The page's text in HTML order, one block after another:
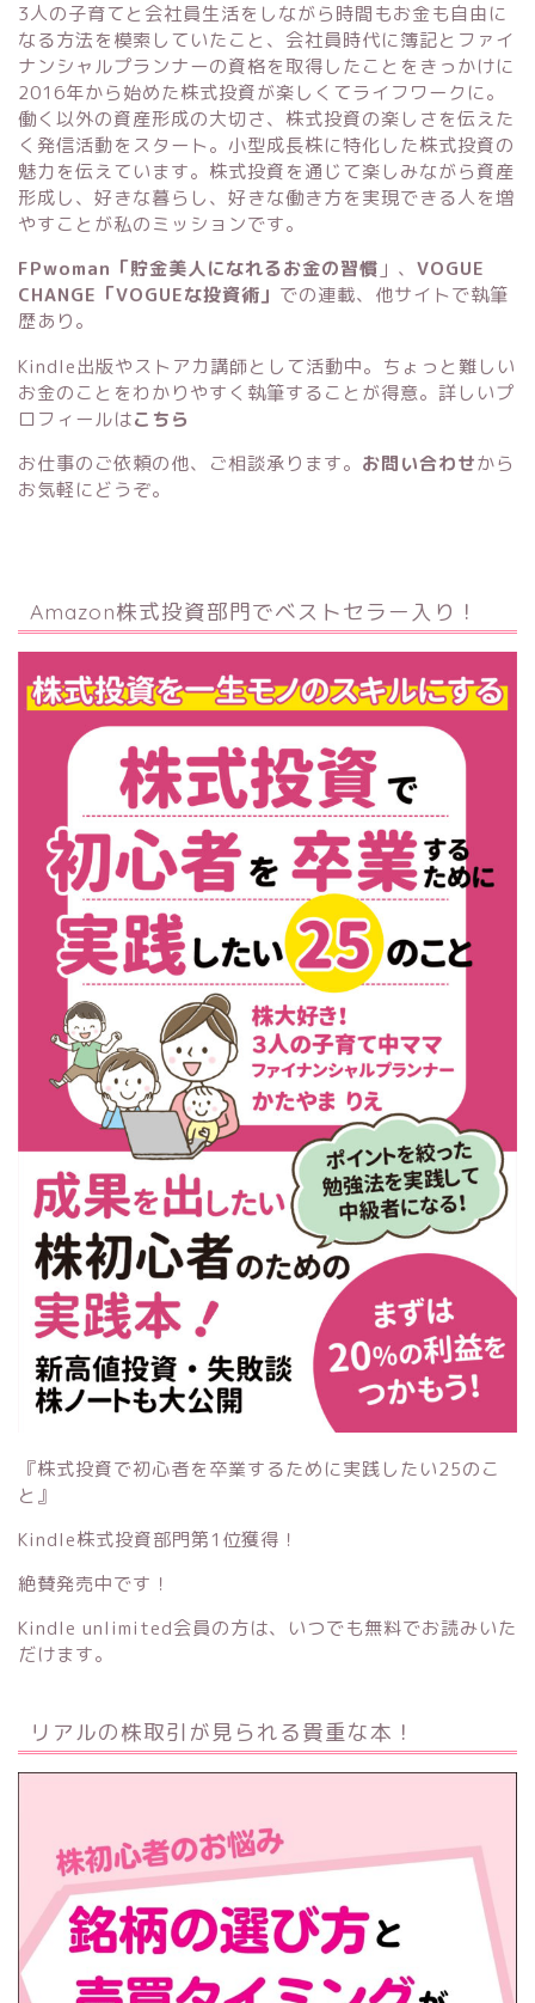
3人の子育てと会社員生活をしながら時間もお金も自由に
なる方法を模索していたこと、会社員時代に簿記とファイ
ナンシャルプランナーの資格を取得したことをきっかけに
2016年から始めた株式投資が楽しくてライフワークに。
働く以外の資産形成の大切さ、株式投資の楽しさを伝えた
く発信活動をスタート。小型成長株に特化した株式投資の
魅力を伝えています。株式投資を通じて楽しみながら資産
形成し、好きな暮らし、好きな働き方を実現できる人を増
やすことが私のミッションです。
FPwoman「貯金美人になれるお金の習慣 」 、 VOGUE
CHANGE「VOGUEな投資術」 での連載、他サイトで執筆
歴あり。
Kindle出版やストアカ講師として活動中。ちょっと難しい
お金のことをわかりやすく執筆することが得意。詳しいプ
ロフィールはこちら
お仕事のご依頼の他、ご相談承ります。 お問い合わせから
お気軽にどうぞ。
Amazon株式投資部門でベストセラー入り！
『株式投資で初心者を卒業するために実践したい25のこ
と』
Kindle株式投資部門第1位獲得！
絶賛発売中です！
Kindle unlimited会員の方は、いつでも無料でお読みいた
だけます。
リアルの株取引が見られる貴重な本！